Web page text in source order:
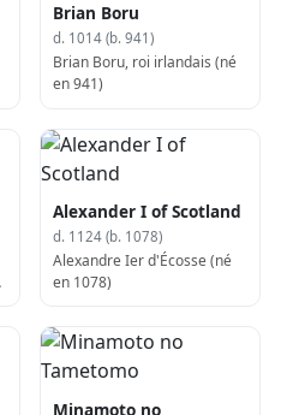
Brian Boru
d. 1014 (b. 941)
Brian Boru, roi irlandais (né
en 941)
Alexander I of Scotland
d. 1124 (b. 1078)
Alexandre Ier d'Écosse (né
en 1078)
Minamoto no